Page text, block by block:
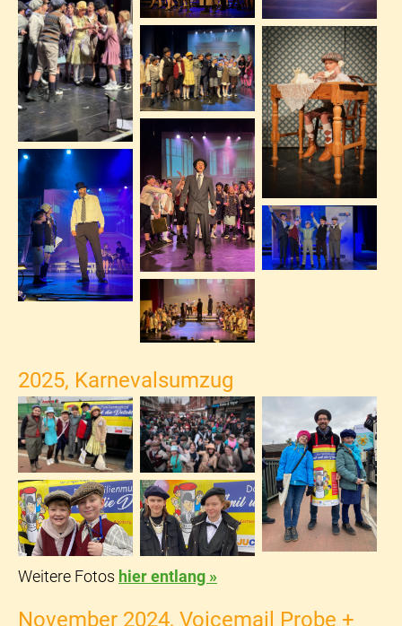
2025, Karnevalsumzug
Weitere Fotos hier entlang »
November 2024, Voicemail Probe +